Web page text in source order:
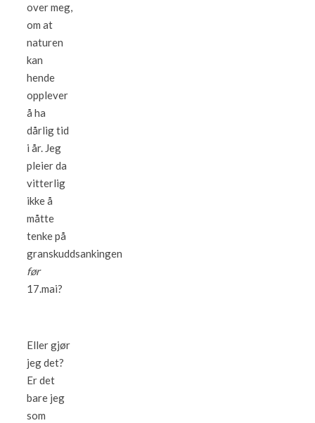
over meg,
om at
naturen
kan
hende
opplever
å ha
dårlig tid
i år. Jeg
pleier da
vitterlig
ikke å
måtte
tenke på
granskuddsankingen
før
17.mai?
Eller gjør
jeg det?
Er det
bare jeg
som